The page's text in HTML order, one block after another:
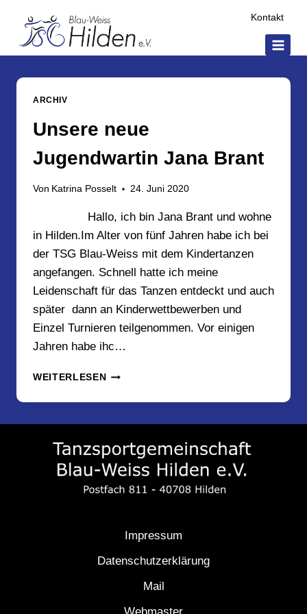
Inhalt
springen
Kontakt
ARCHIV
Unsere neue
Jugendwartin Jana Brant
Von Katrina Posselt 24. Juni 2020
Hallo, ich bin Jana Brant und wohne
in Hilden.Im Alter von fünf Jahren habe ich bei
der TSG Blau-Weiss mit dem Kindertanzen
angefangen. Schnell hatte ich meine
Leidenschaft für das Tanzen entdeckt und auch
später dann an Kinderwettbewerben und
Einzel Turnieren teilgenommen. Vor einigen
Jahren habe ihc…
WEITERLESENUNSERE
JUGENDWARTIN
Impressum
Datenschutzerklärung
Mail